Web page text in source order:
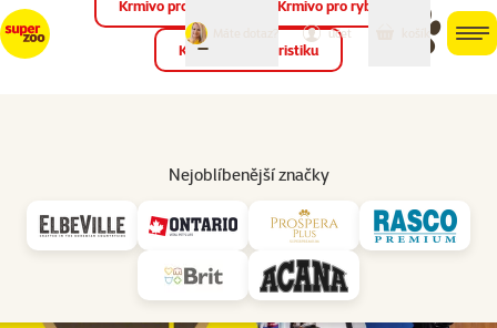
můj
účet
Krmivo pro ptáky Krmivo pro ryby
Krmivo pro teraristiku
Nejoblíbenější značky
Prodejny nonstop 24/7